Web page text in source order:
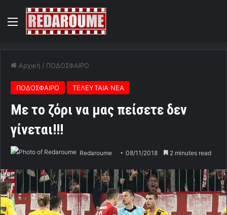
Menu
Αρχική / ΠΟΔΟΣΦΑΙΡΟ
ΠΟΔΟΣΦΑΙΡΟ ΤΕΛΕΥΤΑΙΑ ΝΕΑ
Με το ζόρι να μας πείσετε δεν
γίνεται!!!
Redaroume 08/11/2018 2 minutes read